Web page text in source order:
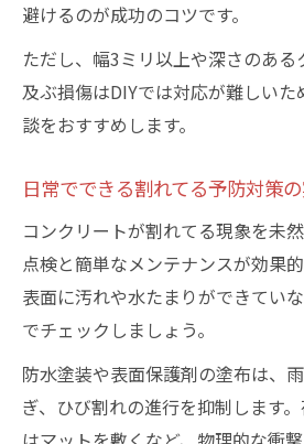
避けるのが成功のコツです。
ただし、幅3ミリ以上や深さのあ
及ぶ損傷はDIYでは対応が難しい
談をおすすめします。
日常でできる割れてる予防対策
コンクリートが割れてる現象を未
点検と簡単なメンテナンスが効果
表面に汚れや水たまりができてい
でチェックしましょう。
防水塗装や表面保護剤の塗布は、
ぎ、ひび割れの進行を抑制します